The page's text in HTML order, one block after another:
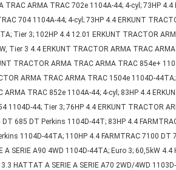
ARMA TRAC 702e 1104A-44; 4-cyl; 73HP
704 1104A-44; 4-cyl; 73HP 4.4 ERKUNT
Tier 3; 102HP 4.4 12.01 ERKUNT TRACTOR
Tier 3 4.4 ERKUNT TRACTOR ARMA TRAC
TRACTOR ARMA TRAC ARMA TRAC 854e+
ARMA TRAC ARMA TRAC 1504e 1104D-
TRAC 852e 1104A-44; 4-cyl; 83HP 4.4
1104D-44; Tier 3; 76HP 4.4 ERKUNT TRACTOR
685 DT Perkins 1104D-44T; 83HP 4.4
1104D-44TA; 110HP 4.4 FARMTRAC 7100
SERIE A90 4WD 1104D-44TA; Euro 3; 60,5kW
HATTAT A SERIE A SERIE A70 2WD/4WD